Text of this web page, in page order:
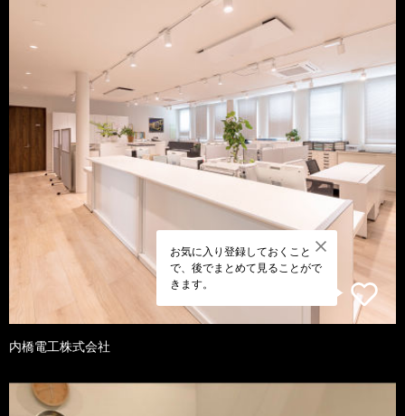
お気に入り登録しておくこと
で、後でまとめて見ることがで
きます。
内橋電工株式会社